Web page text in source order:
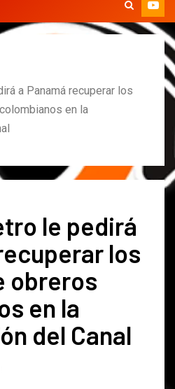
a Panamá recuperar los
en la
le pedirá
los
obreros
en la
del Canal